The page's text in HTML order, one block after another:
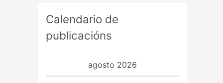
Calendario de
publicacións
agosto 2026